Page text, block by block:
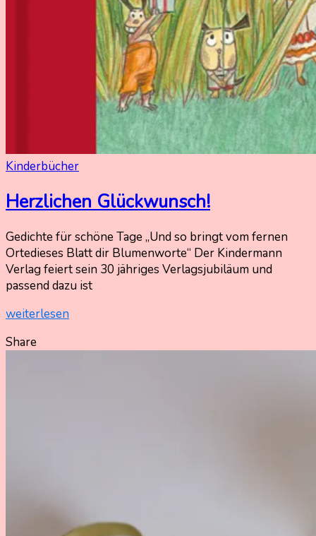
Kinderbücher
Herzlichen Glückwunsch!
9.
August
20249.
August
Nadine
Kammer
Gedichte für schöne Tage „Und so bringt vom fernen
Ortedieses Blatt dir Blumenworte“ Der Kindermann
Verlag feiert sein 30 jähriges Verlagsjubiläum und
passend dazu ist
weiterlesen
Share